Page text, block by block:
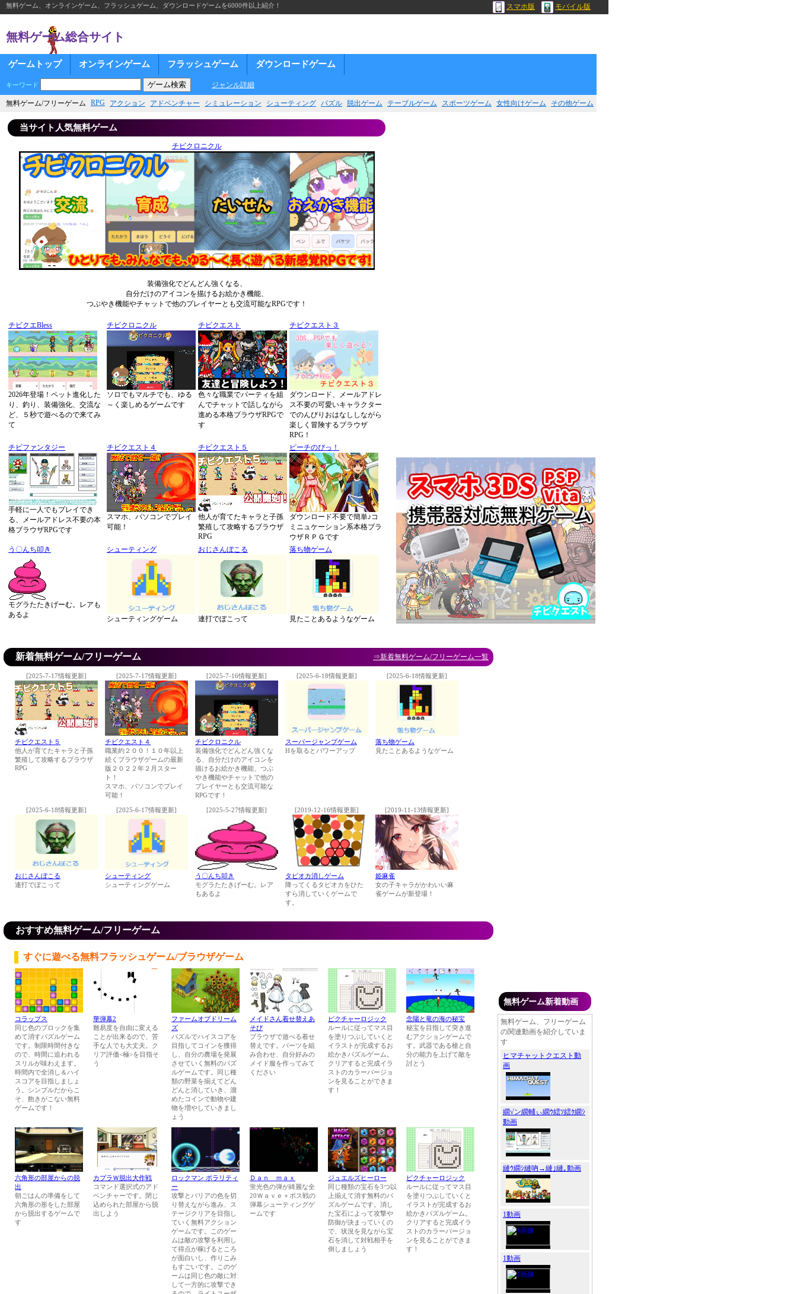
無料ゲーム、オンラインゲーム、フラッシュゲーム、ダウンロードゲームを6000件以上紹介！ スマホ版 モバイル版
無料ゲーム総合サイト
ゲームトップ オンラインゲーム フラッシュゲーム ダウンロードゲーム
キーワード ジャンル詳細
無料ゲーム/フリーゲーム RPG アクション アドベンチャー シミュレーション シューティング パズル 脱出ゲーム テーブルゲーム スポーツゲーム 女性向けゲーム その他ゲーム
当サイト人気無料ゲーム
チビクロニクル
装備強化でどんどん強くなる、
自分だけのアイコンを描けるお絵かき機能、
つぶやき機能やチャットで他のプレイヤーとも交流可能なRPGです！
チビクエBless
2026年登場！ペット進化した
り、釣り、装備強化、交流な
ど、５秒で遊べるので来てみ
て
チビクロニクル
ソロでもマルチでも、ゆる
～く楽しめるゲームです
チビクエスト
色々な職業でパーティを組
んでチャットで話しながら
進める本格ブラウザRPGで
す
チビクエスト３
ダウンロード、メールアドレ
ス不要の可愛いキャラクター
でのんびりおはなししながら
楽しく冒険するブラウザ
RPG！
チビファンタジー
手軽に一人でもプレイでき
る、メールアドレス不要の本
格ブラウザRPGです
チビクエスト４
スマホ、パソコンでプレイ
可能！
チビクエスト５
他人が育てたキャラと子孫
繁殖して攻略するブラウザ
RPG
ピーチのぴっ！
ダウンロード不要で簡単♪コ
ミニュケーション系本格ブラ
ウザＲＰＧです
う〇んち叩き
モグラたたきげーむ。レアも
あるよ
シューティング
シューティングゲーム
おじさんぼこる
連打でぼこって
落ち物ゲーム
見たことあるようなゲーム
⇒新着無料ゲーム/フリーゲーム一覧
新着無料ゲーム/フリーゲーム
[2025-7-17情報更新]
チビクエスト５
他人が育てたキャラと子孫
繁殖して攻略するブラウザ
RPG
[2025-7-17情報更新]
チビクエスト４
職業約２００！１０年以上
続くブラウザゲームの最新
版２０２２年２月スター
ト！
スマホ、パソコンでプレイ
可能！
[2025-7-16情報更新]
チビクロニクル
装備強化でどんどん強くな
る、自分だけのアイコンを
描けるお絵かき機能、つぶ
やき機能やチャットで他の
プレイヤーとも交流可能な
RPGです！
[2025-6-18情報更新]
スーパージャンプゲーム
Hを取るとパワーアップ
[2025-6-18情報更新]
落ち物ゲーム
見たことあるようなゲーム
[2025-6-18情報更新]
おじさんぼこる
連打でぼこって
[2025-6-17情報更新]
シューティング
シューティングゲーム
[2025-5-27情報更新]
う〇んち叩き
モグラたたきげーむ。レア
もあるよ
[2019-12-16情報更新]
タピオカ消しゲーム
降ってくるタピオカをひた
すら消していくゲームで
す。
[2019-11-13情報更新]
姫麻雀
女の子キャラがかわいい麻
雀ゲームが新登場！
おすすめ無料ゲーム/フリーゲーム
すぐに遊べる無料フラッシュゲーム/ブラウザゲーム
コラップス
同じ色のブロックを集
めて消すパズルゲーム
です。制限時間付きな
ので、時間に追われる
スリルが味わえます。
時間内で全消し＆ハイ
スコアを目指しましょ
う。シンプルだからこ
そ、飽きがこない無料
ゲームです！
華弾幕2
難易度を自由に変える
ことが出来るので、苦
手な人でも大丈夫。ク
リア評価<極>を目指そ
う
ファームオブドリーム
ズ
パズルでハイスコアを
目指してコインを獲得
し、自分の農場を発展
させていく無料のパズ
ルゲームです。同じ種
類の野菜を揃えてどん
どんと消していき、溜
めたコインで動物や建
物を増やしていきまし
ょう
メイドさん着せ替えあ
そび
ブラウザで遊べる着せ
替えです。パーツを組
み合わせ、自分好みの
メイド服を作ってみて
ください
ピクチャーロジック
ルールに従ってマス目
を塗りつぶしていくと
イラストが完成するお
絵かきパズルゲーム。
クリアすると完成イラ
ストのカラーバージョ
ンを見ることができま
す！
念陽と竜の海の秘宝
秘宝を目指して突き進
むアクションゲームで
す。武器である槍と自
分の能力を上げて敵を
討とう
六角形の部屋からの脱
出
朝ごはんの準備をして
六角形の形をした部屋
から脱出するゲームで
す
カプラＷ脱出大作戦
コマンド選択式のアド
ベンチャーです。閉じ
込められた部屋から脱
出しよう
ロックマン ポラリティ
ー
攻撃とバリアの色を切
り替えながら進み、ス
テージクリアを目指し
ていく無料アクション
ゲームです。このゲー
ムは敵の攻撃を利用し
て得点が稼げるところ
が面白いし、作りこみ
もすごいです。このゲ
ームは同じ色の敵に対
して一方的に攻撃でき
Ｄａｎ ｍａｘ
蛍光色の弾が綺麗な全
20Ｗａｖｅ＋ボス戦の
弾幕シューティングゲ
ームです
ジュエルズヒーロー
同じ種類の宝石を3つ以
上揃えて消す無料のパ
ズルゲームです。消し
た宝石によって攻撃や
防御が決まっていくの
で、状況を見ながら宝
石を消して対戦相手を
倒しましょう
ピクチャーロジック
ルールに従ってマス目
を塗りつぶしていくと
イラストが完成するお
絵かきパズルゲーム。
クリアすると完成イラ
ストのカラーバージョ
ンを見ることができま
す！
無料ゲーム新着動画
無料ゲーム、フリーゲーム
の関連動画を紹介していま
す
ヒマチャットクエスト動
画
繝√ン繝輔ぃ繝ｳ繧ｿ繧ｸ繝ｼ
動画
縺ｳ繝ｼ縺吶→縺｣縺｡動画
1動画
1動画